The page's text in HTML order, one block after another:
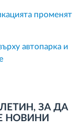
променят
автопарка и
ЗА ДА
НОВИНИ